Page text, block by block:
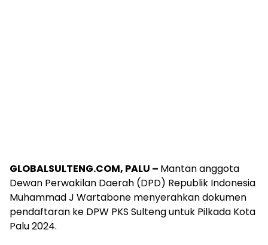
GLOBALSULTENG.COM, PALU – Mantan anggota
Dewan Perwakilan Daerah (DPD) Republik Indonesia
Muhammad J Wartabone menyerahkan dokumen
pendaftaran ke DPW PKS Sulteng untuk Pilkada Kota
Palu 2024.